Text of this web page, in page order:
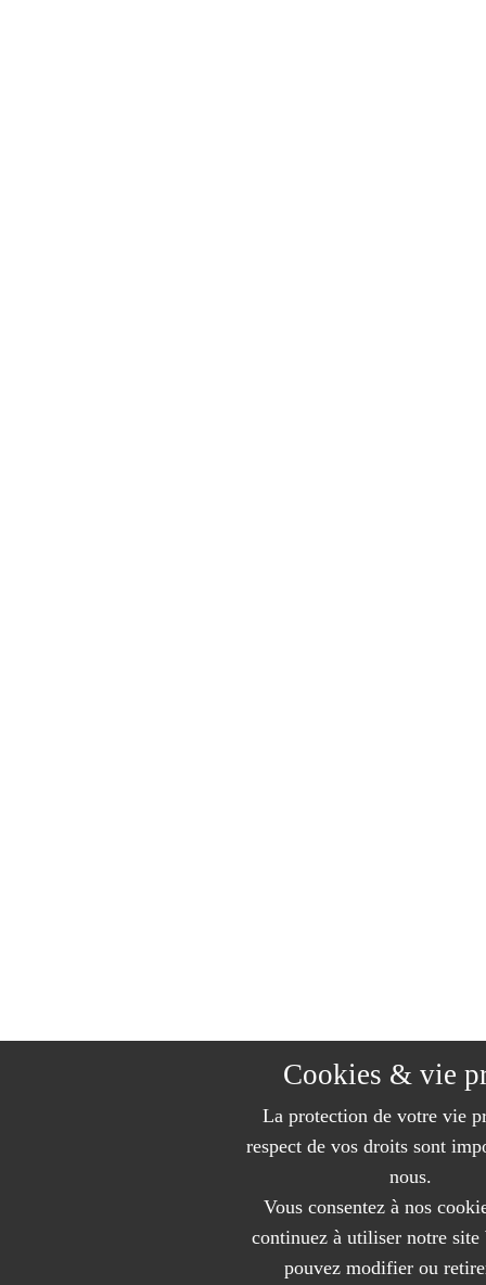
Cookies & vie
La protection de votre vie
respect de vos droits sont
nous.
Vous consentez à nos
continuez à utiliser notre site
pouvez modifier ou